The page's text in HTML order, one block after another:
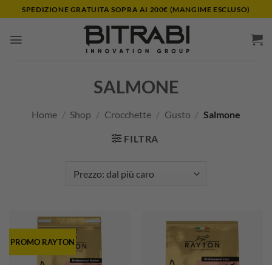
ai
contenuti
SPEDIZIONE GRATUITA SOPRA AI 200€ (MANGIME ESCLUSO)
SALMONE
Home / Shop / Crocchette / Gusto / Salmone
FILTRA
PROMO RAYTON